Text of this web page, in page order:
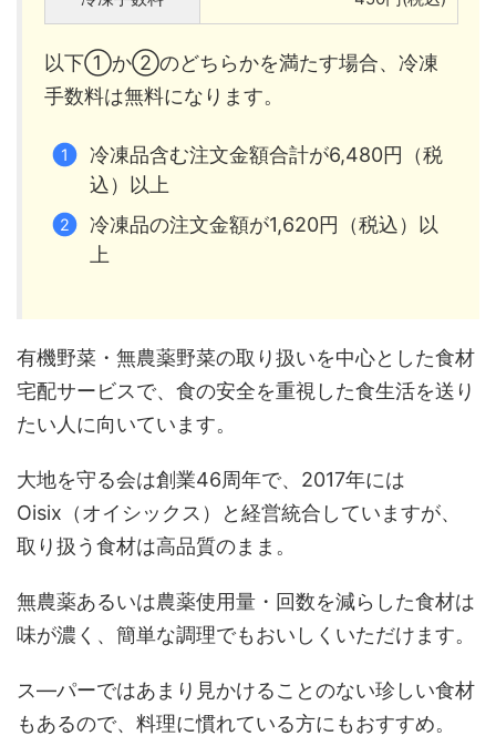
以下①か②のどちらかを満たす場合、冷凍
手数料は無料になります。
冷凍品含む注文金額合計が6,480円（税
込）以上
冷凍品の注文金額が1,620円（税込）以
上
有機野菜・無農薬野菜の取り扱いを中心とした食材
宅配サービスで、食の安全を重視した食生活を送り
たい人に向いています。
大地を守る会は創業46周年で、2017年には
Oisix（オイシックス）と経営統合していますが、
取り扱う食材は高品質のまま。
無農薬あるいは農薬使用量・回数を減らした食材は
味が濃く、簡単な調理でもおいしくいただけます。
ス―パーではあまり見かけることのない珍しい食材
もあるので、料理に慣れている方にもおすすめ。